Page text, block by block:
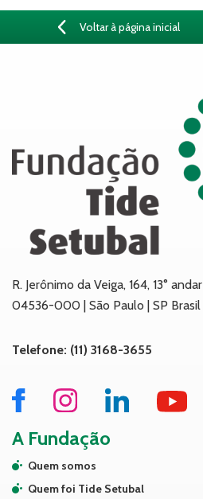
Voltar à página inicial
R. Jerônimo da Veiga, 164, 13° andar
04536-000 | São Paulo | SP Brasil
Telefone: (11) 3168-3655
A Fundação
Quem somos
Quem foi Tide Setubal